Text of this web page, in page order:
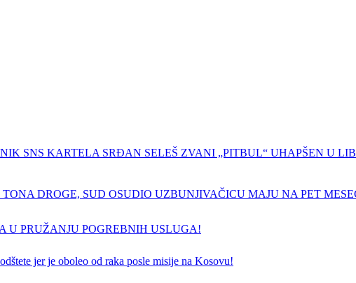
SNS KARTELA SRĐAN SELEŠ ZVANI „PITBUL“ UHAPŠEN U
DROGE, SUD OSUDIO UZBUNJIVAČICU MAJU NA PET
U PRUŽANJU POGREBNIH USLUGA!
jer je oboleo od raka posle misije na Kosovu!